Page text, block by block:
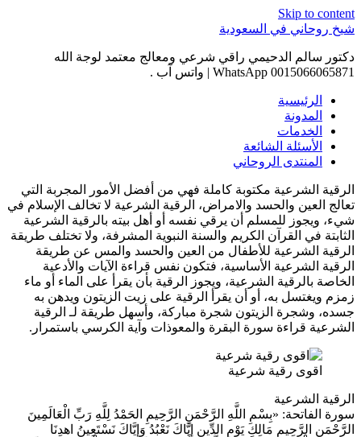
Skip to content
شيخ روحاني في السعودية
دكتور سالم الدحيمي راقي شرعي ومعالج معتمد لوجة الله
0015066065871 WhatsApp | واتس آب .
الرئيسية
المدونة
الخدمات
الأسئلة الشائعة
المنتدى الروحاني
الرقية الشرعية مكتوبة كاملة فهي من أفضل الأمور المجربة التي
تعالج العين والحسد والامراض، الرقية الشرعية لا تخالف الإسلام في
شيء، ويجوز للمسلم أن يرقي نفسه أو أهل بيته بالرقية الشرعية
الثابتة في القرآن الكريم والسنة النبوية المشرفة، ولا تختلف طريقة
الرقية الشرعية للأطفال من العين والحسد والمس عن طريقة
الرقية الشرعية الأساسية، فتكون نفس قراءة الآيات والأدعية
الخاصة بالرقية الشرعية، ويجوز الرقية بأن يقرأ على الماء أو ماء
زمزم ويغتسل به، أو أن يقرأ الرقية على زيت الزيتون ويدهن به
جسده، وشجرة الزيتون شجرة مباركة، وأسهل طريقة لـ الرقية
الشرعية قراءة سورة البقرة والمعوذات وآية الكرسي باستمرار.
اقوى رقية شرعية
الرقية الشرعية
سورة الفاتحة: «بِسْمِ اللَّهِ الرَّحْمَنِ الرَّحِيمِ الحَمْدُ لِلَّهِ رَبِّ الْعَالَمِينَ
الرَّحْمَنِ الرَّحِيمِ مَالِكِ يَوْمِ الدِّينِ إِيَّاكَ نَعْبُدُ وَإِيَّاكَ نَسْتَعِينُ اهدِنَا